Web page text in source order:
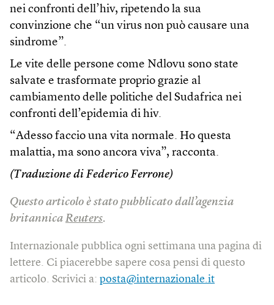
nei confronti dell’hiv, ripetendo la sua
convinzione che “un virus non può causare una
sindrome”.
Le vite delle persone come Ndlovu sono state
salvate e trasformate proprio grazie al
cambiamento delle politiche del Sudafrica nei
confronti dell’epidemia di hiv.
“Adesso faccio una vita normale. Ho questa
malattia, ma sono ancora viva”, racconta.
(Traduzione di Federico Ferrone)
Questo articolo è stato pubblicato dall’agenzia
britannica Reuters.
Internazionale pubblica ogni settimana una pagina di
lettere. Ci piacerebbe sapere cosa pensi di questo
articolo. Scrivici a: posta@internazionale.it